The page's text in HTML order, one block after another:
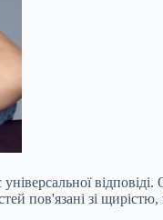
пов'язані зі